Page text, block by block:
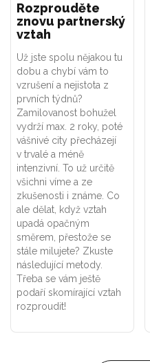
Rozprouděte
znovu partnerský
vztah
Už jste spolu nějakou tu
dobu a chybí vám to
vzrušení a nejistota z
prvních týdnů?
Zamilovanost bohužel
vydrží max. 2 roky, poté
vášnivé city přecházejí
v trvalé a méně
intenzivní. To už určitě
všichni víme a ze
zkušenosti i známe. Co
ale dělat, když vztah
upadá opačným
směrem, přestože se
stále milujete? Zkuste
následující metody.
Třeba se vám ještě
podaří skomírající vztah
rozproudit!